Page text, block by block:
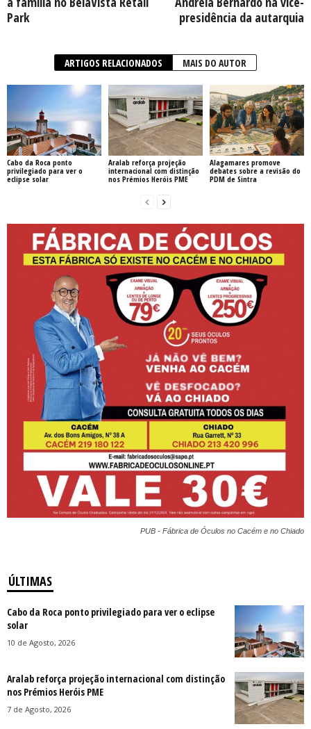
Park
presidência da autarquia
ARTIGOS RELACIONADOS MAIS DO AUTOR
Cabo da Roca ponto
privilegiado para ver o
eclipse solar
Aralab reforça projeção
internacional com distinção
nos Prémios Heróis PME
Alagamares promove
debates sobre a revisão do
PDM de Sintra
PUB - Fábrica de Óculos no Cacém e no Chiado
ÚLTIMAS
Cabo da Roca ponto privilegiado para ver o eclipse
solar
10 de Agosto, 2026
Aralab reforça projeção internacional com distinção
nos Prémios Heróis PME
7 de Agosto, 2026